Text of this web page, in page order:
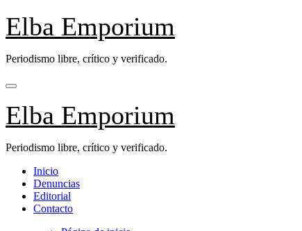
Saltar
al
contenido
Elba Emporium
Periodismo libre, crítico y verificado.
Elba Emporium
Periodismo libre, crítico y verificado.
Inicio
Denuncias
Editorial
Contacto